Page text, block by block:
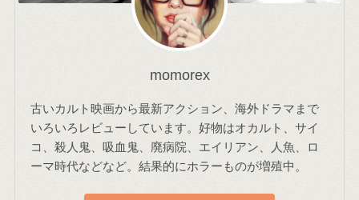
momorex
古いカルト映画から最新アクション、海外ドラマまで
いろいろレビューしています。好物はオカルト、サイ
コ、殺人鬼、吸血鬼、廃病院、エイリアン、人魚、ロ
ーマ時代などなど。結果的にホラーものが増殖中。